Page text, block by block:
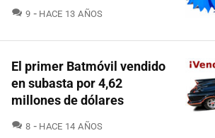
9 COMENTARIOS
HACE 13 AÑOS
El primer Batmóvil vendido
en subasta por 4,62
millones de dólares
8 COMENTARIOS
HACE 14 AÑOS